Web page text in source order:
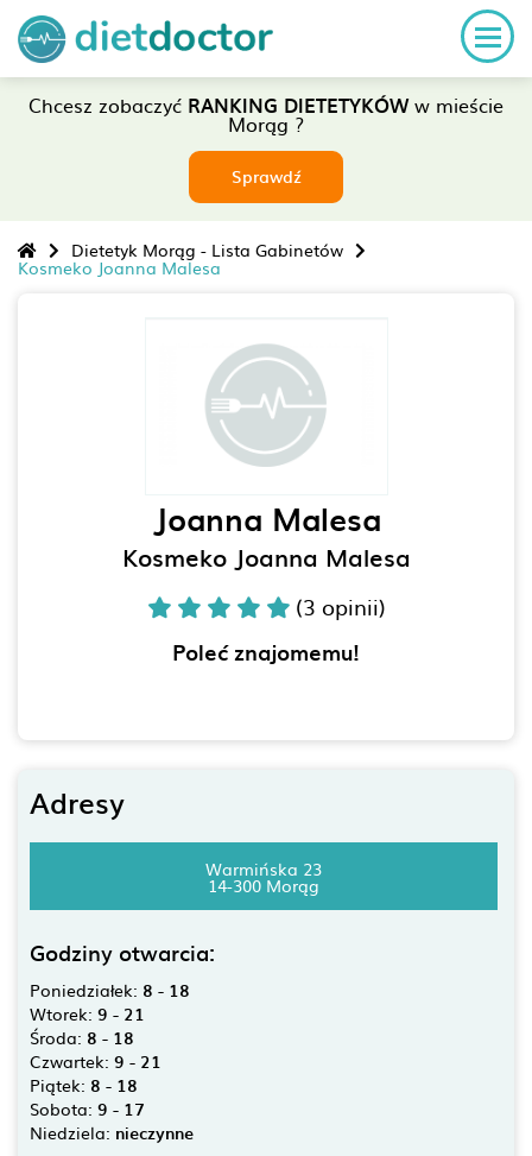
Chcesz zobaczyć RANKING DIETETYKÓWw mieście
Morąg ?
Sprawdź
Dietetyk Morąg - Lista Gabinetów
Kosmeko Joanna Malesa
Joanna Malesa
Kosmeko Joanna Malesa
(3 opinii)
Poleć znajomemu!
Adresy
Warmińska 23
14-300 Morąg
Godziny otwarcia:
Poniedziałek: 8 - 18
Wtorek: 9 - 21
Środa: 8 - 18
Czwartek: 9 - 21
Piątek: 8 - 18
Sobota: 9 - 17
Niedziela: nieczynne